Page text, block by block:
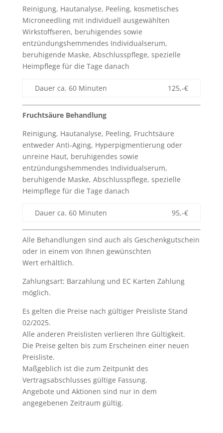
Reinigung, Hautanalyse, Peeling, kosmetisches
Microneedling mit individuell ausgewählten
Wirkstoffseren, beruhigendes sowie
entzündungshemmendes Individualserum,
beruhigende Maske, Abschlusspflege, spezielle
Heimpflege für die Tage danach
Dauer ca. 60 Minuten 125,-€
Fruchtsäure Behandlung
Reinigung, Hautanalyse, Peeling, Fruchtsäure
entweder Anti-Aging, Hyperpigmentierung oder
unreine Haut, beruhigendes sowie
entzündungshemmendes Individualserum,
beruhigende Maske, Abschlusspflege, spezielle
Heimpflege für die Tage danach
Dauer ca. 60 Minuten 95,-€
Alle Behandlungen sind auch als Geschenkgutschein
oder in einem von Ihnen gewünschten
Wert erhältlich.
Zahlungsart: Barzahlung und EC Karten Zahlung
möglich.
Es gelten die Preise nach gültiger Preisliste Stand
02/2025.
Alle anderen Preislisten verlieren Ihre Gültigkeit.
Die Preise gelten bis zum Erscheinen einer neuen
Preisliste.
Maßgeblich ist die zum Zeitpunkt des
Vertragsabschlusses gültige Fassung.
Angebote und Aktionen sind nur in dem
angegebenen Zeitraum gültig.